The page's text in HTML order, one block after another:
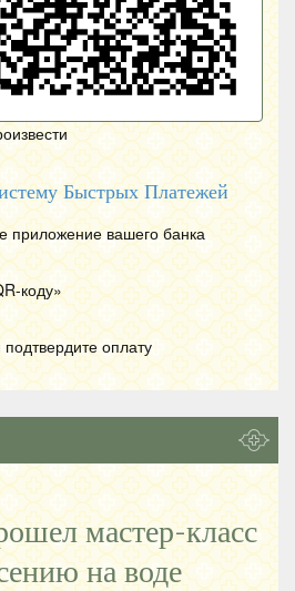
Быстрых Платежей
приложение вашего банка
-коду»
подтвердите оплату
мастер-класс
на воде